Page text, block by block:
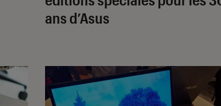
ans d’Asus